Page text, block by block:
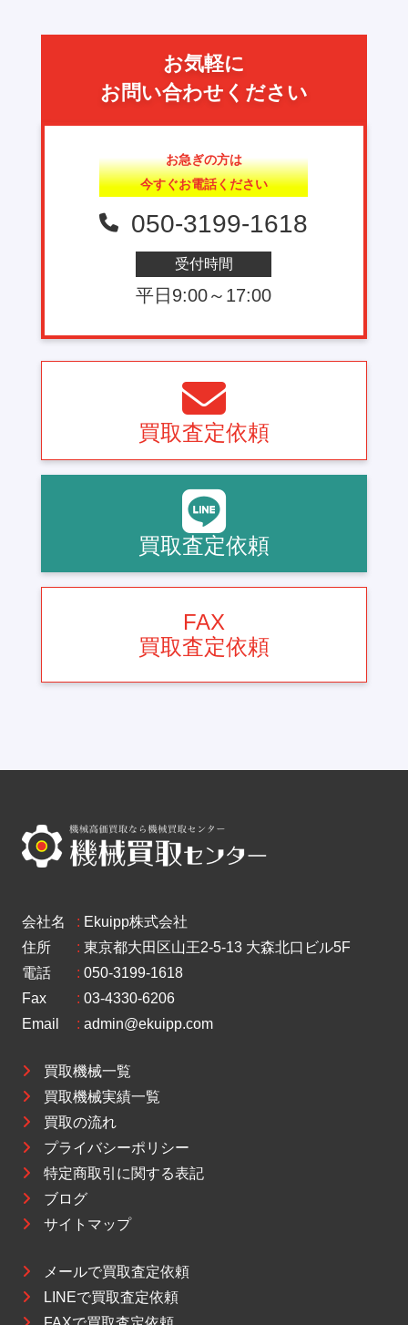
お気軽に
お問い合わせください
お急ぎの方は
今すぐお電話ください
050-3199-1618
受付時間
平日9:00～17:00
買取査定依頼
買取査定依頼
FAX
買取査定依頼
会社名 : Ekuipp株式会社
住所
: 東京都大田区山王2-5-13 大森北口ビル5F
電話
: 050-3199-1618
Fax
: 03-4330-6206
Email
: admin@ekuipp.com
買取機械一覧
買取機械実績一覧
買取の流れ
プライバシーポリシー
特定商取引に関する表記
ブログ
サイトマップ
メールで買取査定依頼
LINEで買取査定依頼